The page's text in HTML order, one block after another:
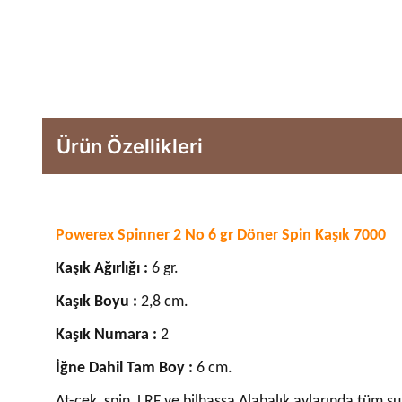
Ürün Özellikleri
Powerex Spinner 2 No 6 gr Döner Spin Kaşık 7000
Kaşık Ağırlığı : 6 gr.
Kaşık Boyu : 2,8 cm.
Kaşık Numara : 2
İğne Dahil Tam Boy : 6 cm.